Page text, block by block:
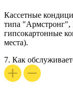
Кассетные
типа "Армстронг",
гипсокартонные
места).
7. Как